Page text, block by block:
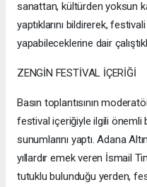
sanattan, kültürden yoksun
yaptıklarını bildirerek,
yapabileceklerine dair
ZENGİN FESTİVAL İÇERİĞİ
Basın toplantısının
festival içeriğiyle ilgili önemli
sunumlarını yaptı. Adana
yıllardır emek veren İsmail
tutuklu bulunduğu yerden,